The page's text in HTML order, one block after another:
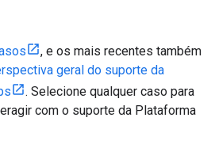
, e os mais recentes também
geral do suporte da
. Selecione qualquer caso para
com o suporte da Plataforma